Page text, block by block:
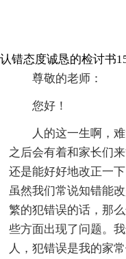
认错态度诚恳的检讨书
尊敬的老师：
您好！
人的这一生啊，
之后会有着和家长们
还是能好好地改正一
虽然我们常说知错能
繁的犯错误的话，那
些方面出现了问题。
人，犯错误是我的家